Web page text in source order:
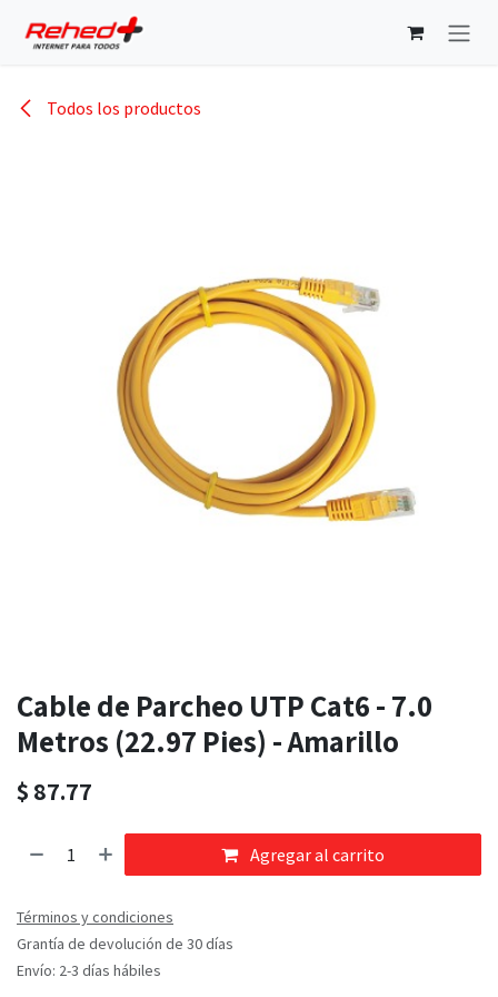
Todos los productos
Cable de Parcheo UTP Cat6 - 7.0
Metros (22.97 Pies) - Amarillo
$ 87.77
Agregar al carrito
Términos y condiciones
Grantía de devolución de 30 días
Envío: 2-3 días hábiles